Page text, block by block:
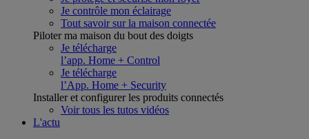
Je contrôle mon éclairage
Tout savoir sur la maison connectée
Piloter ma maison du bout des doigts
Je télécharge
l’app. Home + Control
Je télécharge
l’App. Home + Security
Installer et configurer les produits connectés
Voir tous les tutos vidéos
L'actu